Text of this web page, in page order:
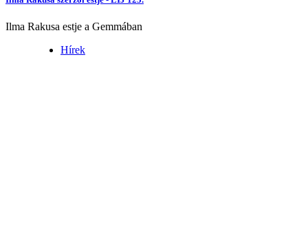
Ilma Rakusa estje a Gemmában
Hírek